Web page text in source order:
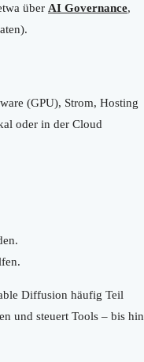
über AI Governance,
(GPU), Strom, Hosting
oder in der Cloud
Diffusion häufig Teil
und steuert Tools – bis hin